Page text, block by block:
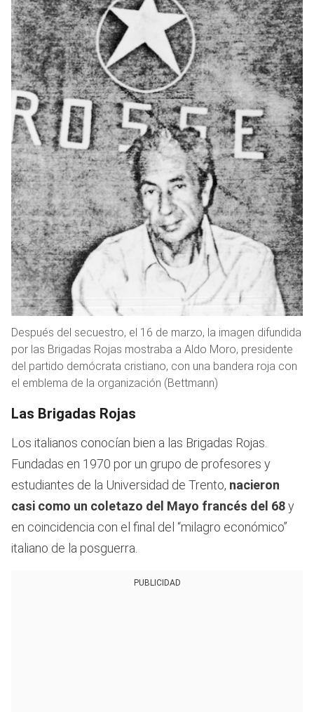
Después del secuestro, el 16 de marzo, la imagen difundida
por las Brigadas Rojas mostraba a Aldo Moro, presidente
del partido demócrata cristiano, con una bandera roja con
el emblema de la organización (Bettmann)
Las Brigadas Rojas
Los italianos conocían bien a las Brigadas Rojas.
Fundadas en 1970 por un grupo de profesores y
estudiantes de la Universidad de Trento, nacieron
casi como un coletazo del Mayo francés del 68y
en coincidencia con el final del “milagro económico”
italiano de la posguerra.
PUBLICIDAD